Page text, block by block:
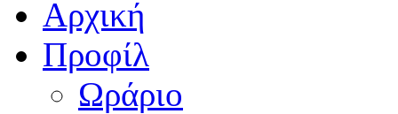
Αρχική
Προφίλ
Ωράριο